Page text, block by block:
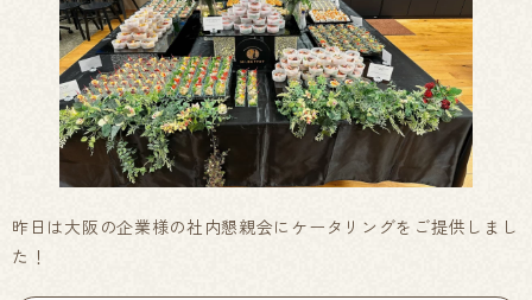
昨日は大阪の企業様の社内懇親会にケータリングをご提供しまし
た！